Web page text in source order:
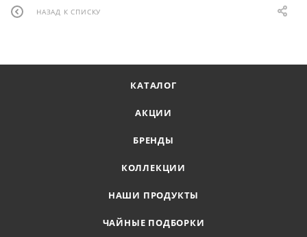
НАЗАД К СПИСКУ
КАТАЛОГ
АКЦИИ
БРЕНДЫ
КОЛЛЕКЦИИ
НАШИ ПРОДУКТЫ
ЧАЙНЫЕ ПОДБОРКИ